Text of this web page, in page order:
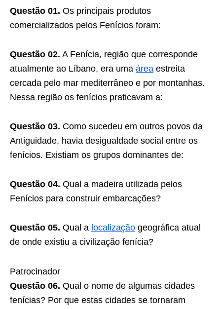
Questão 01. Os principais produtos
comercializados pelos Fenícios foram:
Questão 02. A Fenícia, região que corresponde
atualmente ao Líbano, era uma área estreita
cercada pelo mar mediterrâneo e por montanhas.
Nessa região os fenícios praticavam a:
Questão 03. Como sucedeu em outros povos da
Antiguidade, havia desigualdade social entre os
fenícios. Existiam os grupos dominantes de:
Questão 04. Qual a madeira utilizada pelos
Fenícios para construir embarcações?
Questão 05. Qual a localização geográfica atual
de onde existiu a civilização fenícia?
Patrocinador
Questão 06. Qual o nome de algumas cidades
fenícias? Por que estas cidades se tornaram